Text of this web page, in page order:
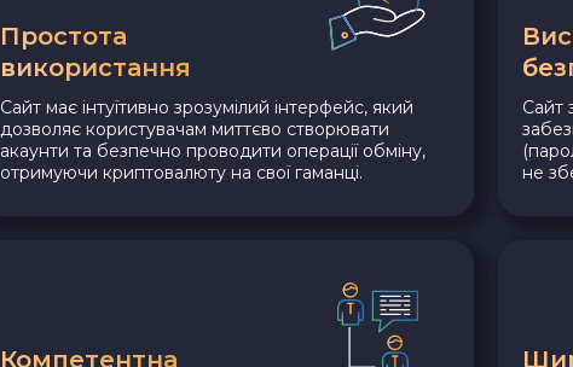
Простота
використання
Сайт має інтуїтивно зрозумілий інтерфейс, який
дозволяє користувачам миттєво створювати
акаунти та безпечно проводити операції обміну,
отримуючи криптовалюту на свої гаманці.
Сайт
не
Компетентна